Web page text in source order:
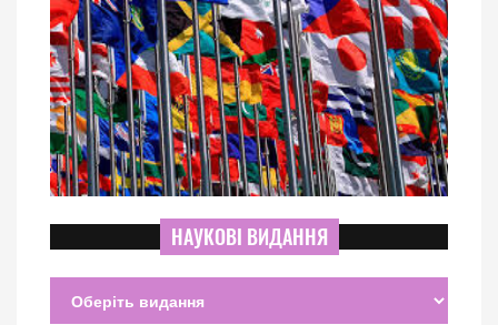
НАУКОВІ ВИДАННЯ